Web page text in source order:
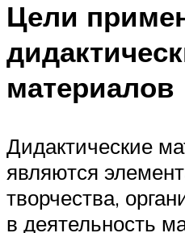
Цели
материалов
Дидактические
являются
творчества,
в деятельность